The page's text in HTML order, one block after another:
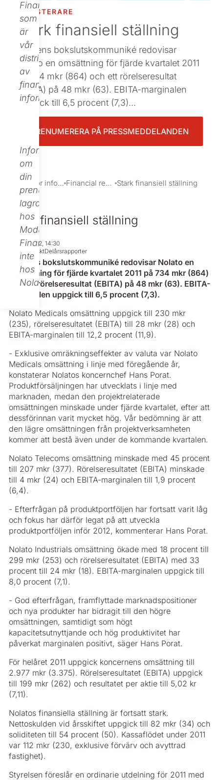
Finance,
som
är
vår
distributör
av
finansiell
information.
Informationen
om
din
prenumeration
lagras
hos
Modular
Finance,
inte
hos
Nolato.
INVESTERARE
Stark finansiell ställning
I dagens bokslutskommuniké redovisar
Nolato en omsättning för fjärde kvartalet 2011
på 734 mkr (864) och ett rörelseresultat
(EBITA) på 48 mkr (63). EBITA-marginalen
uppgick till 6,5 procent (7,3)...
PRENUMERERA PÅ PRESSMEDDELANDEN
Investor information Financial reports and presentations Stark finansiell ställning
Stark finansiell ställning
Feb 01, 2012, 14:30
RegulatorisktDelårsrapporter
I dagens bokslutskommuniké redovisar Nolato en
omsättning för fjärde kvartalet 2011 på 734 mkr (864)
och ett rörelseresultat (EBITA) på 48 mkr (63). EBITA-
marginalen uppgick till 6,5 procent (7,3).
Nolato Medicals omsättning uppgick till 230 mkr
(235), rörelseresultatet (EBITA) till 28 mkr (28) och
EBITA-marginalen till 12,2 procent (11,9).
- Exklusive omräkningseffekter av valuta var Nolato
Medicals omsättning i linje med föregående år,
konstaterar Nolatos koncernchef Hans Porat.
Produktförsäljningen har utvecklats i linje med
marknaden, medan den projektrelaterade
omsättningen minskade under fjärde kvartalet, efter att
dessförinnan varit mycket hög. Vår bedömning är att
den lägre omsättningen från projektverksamheten
kommer att bestå även under de kommande kvartalen.
Nolato Telecoms omsättning minskade med 45 procent
till 207 mkr (377). Rörelseresultatet (EBITA) minskade
till 4 mkr (24) och EBITA-marginalen till 1,9 procent
(6,4).
- Efterfrågan på produktportföljen har fortsatt varit låg
och fokus har därför legat på att utveckla
produktportföljen inför 2012, kommenterar Hans Porat.
Nolato Industrials omsättning ökade med 18 procent till
299 mkr (253) och rörelseresultatet (EBITA) med 33
procent till 24 mkr (18). EBITA-marginalen uppgick till
8,0 procent (7,1).
- God efterfrågan, framflyttade marknadspositioner
och nya produkter har bidragit till den högre
omsättningen, samtidigt som högt
kapacitetsutnyttjande och hög produktivitet har
påverkat marginalen positivt, säger Hans Porat.
För helåret 2011 uppgick koncernens omsättning till
2.977 mkr (3.375). Rörelseresultatet (EBITA) uppgick
till 199 mkr (262) och resultatet per aktie till 5,02 kr
(7,11).
Nolatos finansiella ställning är fortsatt stark.
Nettoskulden vid årsskiftet uppgick till 82 mkr (34) och
soliditeten till 54 procent (50). Kassaflödet under 2011
var 112 mkr (230, exklusive förvärv och avyttrad
fastighet).
Styrelsen föreslår en ordinarie utdelning för 2011 med